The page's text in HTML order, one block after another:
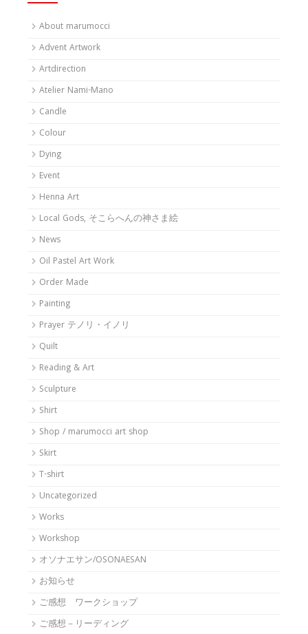
About marumocci
Advent Artwork
Artdirection
Atelier Nami-Mano
Candle
Colour
Dying
Event
Henna Art
Local Gods, そこらへんの神さま絵
News
Oil Pastel Art Work
Order Made
Painting
Prayer テノリ・イノリ
Quilt
Reading & Art
Sculpture
Shirt
Shop / marumocci art shop
Skirt
T-shirt
Uncategorized
Works
Workshop
オソナエサン/OSONAESAN
お知らせ
ご感想 ワークショップ
ご感想－リーディング